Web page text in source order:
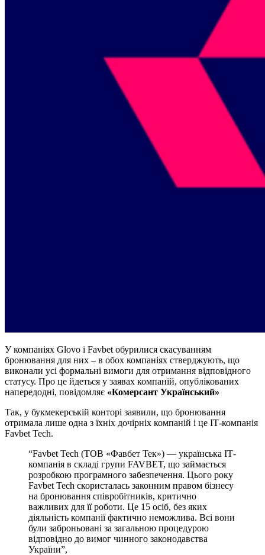
У компаніях Glovo і Favbet обурилися скасуванням
бронювання для них – в обох компаніях стверджують, що
виконали усі формальні вимоги для отримання відповідного
статусу. Про це йдеться у заявах компаній, опублікованих
напередодні, повідомляє «Комерсант Український»
Так, у букмекерській конторі заявили, що бронювання
отримала лише одна з їхніх дочірніх компаній і це ІТ-компанія
Favbet Tech.
“Favbet Tech (ТОВ «Фавбет Тек») — українська ІТ-
компанія в складі групи FAVBET, що займається
розробкою програмного забезпечення. Цього року
Favbet Tech скористалась законним правом бізнесу
на бронювання співробітників, критично
важливих для її роботи. Це 15 осіб, без яких
діяльність компанії фактично неможлива. Всі вони
були заброньовані за загальною процедурою
відповідно до вимог чинного законодавства
України”,